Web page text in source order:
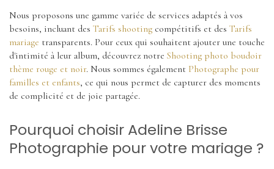
Nous proposons une gamme variée de services adaptés à vos
besoins, incluant des Tarifs shooting compétitifs et des Tarifs
mariage transparents. Pour ceux qui souhaitent ajouter une touche
d'intimité à leur album, découvrez notre Shooting photo boudoir
thème rouge et noir. Nous sommes également Photographe pour
familles et enfants, ce qui nous permet de capturer des moments
de complicité et de joie partagée.
Pourquoi choisir Adeline Brisse
Photographie pour votre mariage ?